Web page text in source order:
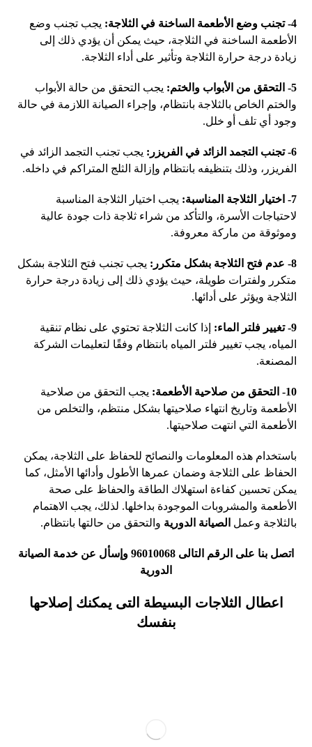
4- تجنب وضع الأطعمة الساخنة في الثلاجة:
يجب تجنب وضع
الأطعمة الساخنة في الثلاجة، حيث يمكن أن يؤدي ذلك إلى
زيادة درجة حرارة الثلاجة وتأثير على أداء الثلاجة.
5- التحقق من الأبواب والختم:
يجب التحقق من حالة الأبواب
والختم الخاص بالثلاجة بانتظام، وإجراء الصيانة اللازمة في حالة
وجود أي تلف أو خلل.
6- تجنب التجمد الزائد في الفريزر:
يجب تجنب التجمد الزائد في
الفريزر، وذلك بتنظيفه بانتظام وإزالة الثلج المتراكم في داخله.
7- اختيار الثلاجة المناسبة:
يجب اختيار الثلاجة المناسبة
لاحتياجات الأسرة، والتأكد من شراء ثلاجة ذات جودة عالية
وموثوقة من ماركة معروفة.
8- عدم فتح الثلاجة بشكل متكرر:
يجب تجنب فتح الثلاجة بشكل
متكرر ولفترات طويلة، حيث يؤدي ذلك إلى زيادة درجة حرارة
الثلاجة ويؤثر على أدائها.
9- تغيير فلتر الماء:
إذا كانت الثلاجة تحتوي على نظام تنقية
المياه، يجب تغيير فلتر المياه بانتظام وفقًا لتعليمات الشركة
المصنعة.
10- التحقق من صلاحية الأطعمة:
يجب التحقق من صلاحية
الأطعمة وتاريخ انتهاء صلاحيتها بشكل منتظم، والتخلص من
الأطعمة التي انتهت صلاحيتها.
باستخدام هذه المعلومات والنصائح للحفاظ على الثلاجة، يمكن
الحفاظ على الثلاجة وضمان عمرها الأطول وأدائها الأمثل، كما
يمكن تحسين كفاءة استهلاك الطاقة والحفاظ على صحة
الأطعمة والمشروبات الموجودة بداخلها. لذلك، يجب الاهتمام
بالثلاجة وعمل الصيانة الدورية والتحقق من حالتها بانتظام.
اتصل بنا على الرقم التالى 96010068 وإسأل عن خدمة الصيانة
الدورية
اعطال الثلاجات البسيطة التى يمكنك إصلاحها
بنفسك